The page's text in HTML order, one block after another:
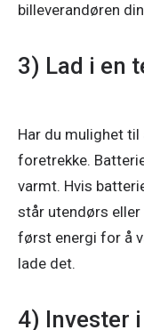
billeverandøren
3) Lad i en
Har du mulighet
foretrekke.
varmt. Hvis
står utendørs eller
først energi for å
lade det.
4) Invester